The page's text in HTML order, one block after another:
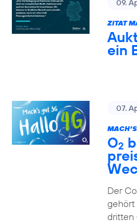
09.
ZITAT
ein
07.
O2
Der
gehört
dritten